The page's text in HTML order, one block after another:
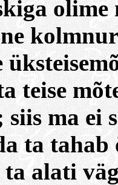
olime
teise
ma ei
ta tahab
ta alati